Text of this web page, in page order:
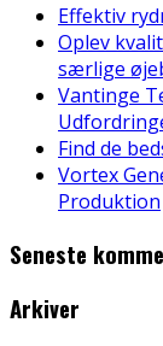
Effektiv
Oplev
særlige
Vantinge
Find de
Vortex
Produktion
Seneste
Arkiver